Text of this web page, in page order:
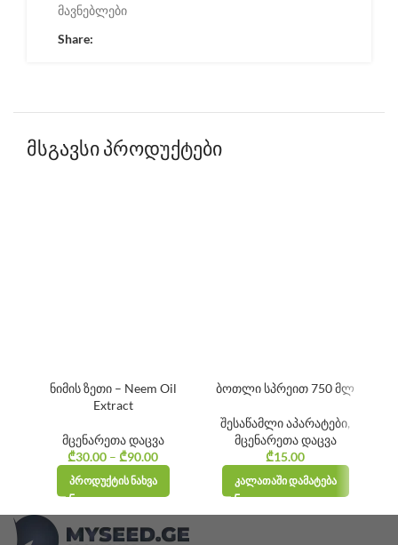
მავნებლები
Share:
მსგავსი პროდუქტები
ნიმის ზეთი – Neem Oil
Extract
მცენარეთა დაცვა
₾30.00 – ₾90.00
₾30.00
₾90.00
ᲞᲠᲝᲓᲣᲥᲢᲘᲡ ᲜᲐᲮᲕᲐ
ბოთლი სპრეით 750 მლ
შესაწამლი აპარატები,
მცენარეთა დაცვა
₾15.00
ᲙᲐᲚᲐᲗᲐᲨᲘ ᲓᲐᲛᲐᲢᲔᲑᲐ